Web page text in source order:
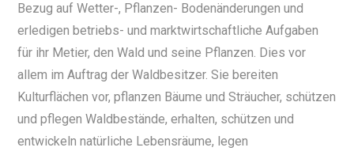
Bezug auf Wetter-, Pflanzen- Bodenänderungen und
erledigen betriebs- und marktwirtschaftliche Aufgaben
für ihr Metier, den Wald und seine Pflanzen. Dies vor
allem im Auftrag der Waldbesitzer. Sie bereiten
Kulturflächen vor, pflanzen Bäume und Sträucher, schützen
und pflegen Waldbestände, erhalten, schützen und
entwickeln natürliche Lebensräume, legen